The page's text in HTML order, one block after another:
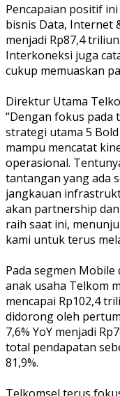
Pencapaian positif
bisnis Data, Internet
menjadi Rp87,4
Interkoneksi juga
cukup memuaskan
Direktur Utama
“Dengan fokus pada
strategi utama 5
mampu mencatat
operasional.
tantangan yang ada
jangkauan
akan partnership
raih saat ini,
kami untuk terus
Pada segmen
anak usaha Telkom
mencapai Rp102,4
didorong oleh
7,6% YoY menjadi
total pendapatan
81,9%.